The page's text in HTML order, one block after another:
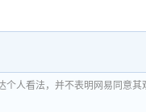
个人看法，并不表明网易同意其